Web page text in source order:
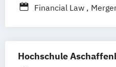
Financial Law
Hochschule